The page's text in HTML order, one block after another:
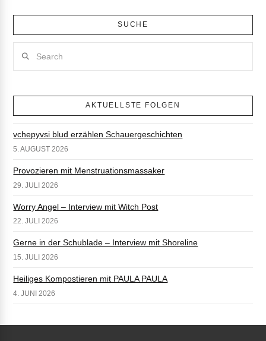
SUCHE
AKTUELLSTE FOLGEN
vchepyvsi blud erzählen Schauergeschichten
5. AUGUST 2026
Provozieren mit Menstruationsmassaker
29. JULI 2026
Worry Angel – Interview mit Witch Post
22. JULI 2026
Gerne in der Schublade – Interview mit Shoreline
15. JULI 2026
Heiliges Kompostieren mit PAULA PAULA
4. JUNI 2026